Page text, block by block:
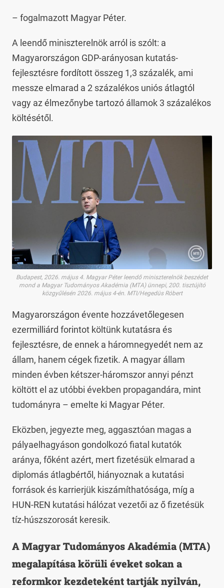
– fogalmazott Magyar Péter.
A leendő miniszterelnök arról is szólt: a
Magyarországon GDP-arányosan kutatás-
fejlesztésre fordított összeg 1,3 százalék, ami
messze elmarad a 2 százalékos uniós átlagtól
vagy az élmezőnybe tartozó államok 3 százalékos
költésétől.
Budapest, 2026. május 4. Magyar Péter leendő miniszterelnök beszédet
mond a Magyar Tudományos Akadémia (MTA) ünnepi, 200. tisztújító
közgyűlésén 2026. május 4-én. MTI/Hegedüs Róbert
Magyarországon évente hozzávetőlegesen
ezermilliárd forintot költünk kutatásra és
fejlesztésre, de ennek a háromnegyedét nem az
állam, hanem cégek fizetik. A magyar állam
minden évben kétszer-háromszor annyi pénzt
költött el az utóbbi években propagandára, mint
tudományra – emelte ki Magyar Péter.
Eközben, jegyezte meg, aggasztóan magas a
pályaelhagyáson gondolkozó fiatal kutatók
aránya, főként azért, mert fizetésük elmarad a
diplomás átlagbértől, hiányoznak a kutatási
források és karrierjük kiszámíthatósága, míg a
HUN-REN kutatási hálózat vezetői az ő fizetésük
tíz-húszszorosát keresik.
A Magyar Tudományos Akadémia (MTA)
megalapítása körüli éveket sokan a
reformkor kezdeteként tartják nyilván,